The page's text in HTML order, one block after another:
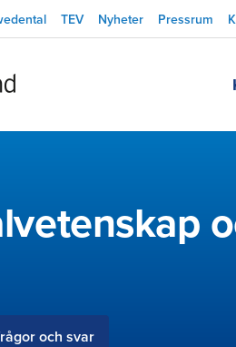
TEV Nyheter Pressrum
och svar